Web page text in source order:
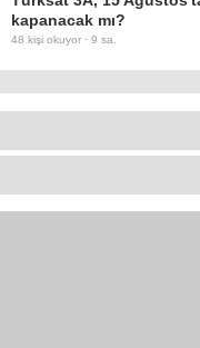
kapanacak mı?
48 kişi okuyor · 9 sa.